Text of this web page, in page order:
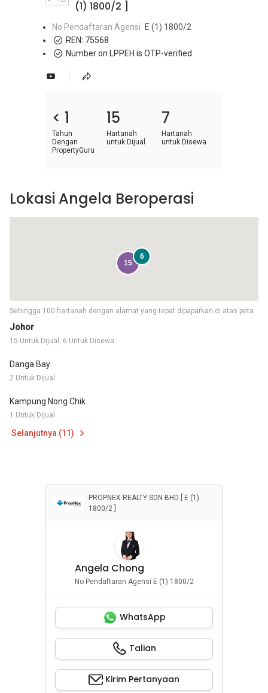
(1) 1800/2 ]
No Pendaftaran Agensi
E (1) 1800/2
REN: 75568
Number on LPPEH is OTP-verified
< 1
Tahun
Dengan
PropertyGuru
15
Hartanah
untuk Dijual
7
Hartanah
untuk Disewa
Johor
15 Untuk Dijual, 6 Untuk Disewa
Danga Bay
2 Untuk Dijual
Kampung Nong Chik
1 Untuk Dijual
Selanjutnya (11)
Sehingga 100 hartanah dengan alamat yang tepat dipaparkan di atas peta
15
6
Lokasi Angela Beroperasi
PROPNEX REALTY SDN BHD [ E (1)
1800/2 ]
Angela Chong
No Pendaftaran Agensi E (1) 1800/2
WhatsApp
Talian
Kirim Pertanyaan